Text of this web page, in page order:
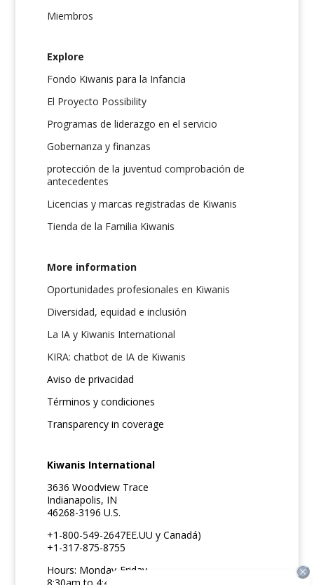
Miembros
Explore
Fondo Kiwanis para la Infancia
El Proyecto Possibility
Programas de liderazgo en el servicio
Gobernanza y finanzas
protección de la juventud comprobación de
antecedentes
Licencias y marcas registradas de Kiwanis
Tienda de la Familia Kiwanis
More information
Oportunidades profesionales en Kiwanis
Diversidad, equidad e inclusión
La IA y Kiwanis International
KIRA: chatbot de IA de Kiwanis
Aviso de privacidad
Términos y condiciones
Transparency in coverage
Kiwanis International
3636 Woodview Trace
Indianapolis, IN
46268-3196 U.S.
+1-800-549-2647EE.UU y Canadá)
+1-317-875-8755
Hours: Monday-Friday